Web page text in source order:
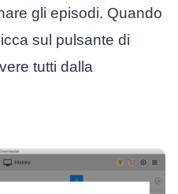
gli episodi. Quando
sul pulsante di
tutti dalla